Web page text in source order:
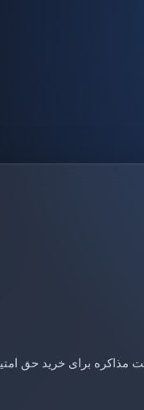
مذاکره برای خرید حق